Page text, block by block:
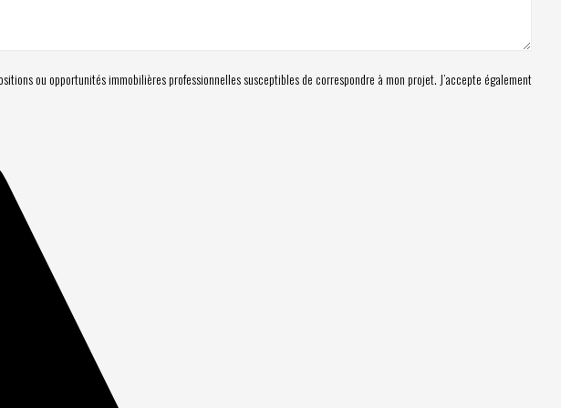
ou opportunités immobilières professionnelles susceptibles de correspondre à mon projet. J’accepte également